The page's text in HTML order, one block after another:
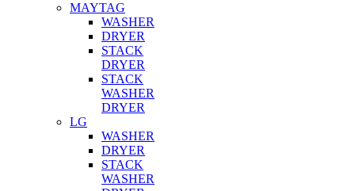
MAYTAG
WASHER
DRYER
STACK
DRYER
STACK
WASHER
DRYER
LG
WASHER
DRYER
STACK
WASHER